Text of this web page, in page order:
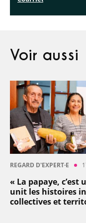
Voir aussi
REGARD D'EXPERT·E
« La papaye,
unit les histoires
collectives et